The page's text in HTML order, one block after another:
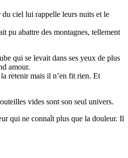
du ciel lui rappelle leurs nuits et le
pu abattre des montagnes, tellement
qui se levait dans ses yeux de plus
amour.
retenir mais il n’en fit rien. Et
vides sont son seul univers.
qui ne connaît plus que la douleur. Il